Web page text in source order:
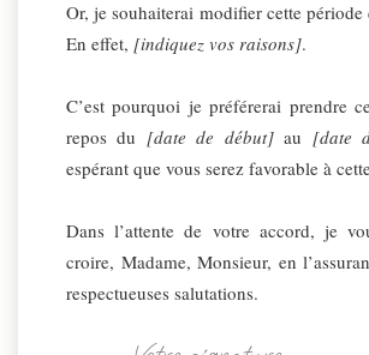
Or, je souhaiterai modifier cette période
En effet, [indiquez vos raisons].
C’est pourquoi je préférerai prendre
repos du [date de début]au [date
espérant que vous serez favorable à
Dans l’attente de votre accord, je
croire, Madame, Monsieur, en
respectueuses salutations.